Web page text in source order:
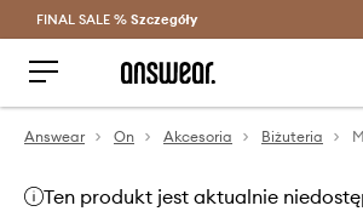
Oszczędzaj z Answear Club >
FINAL SALE % Szczegóły
Answear On Akcesoria Biżuteria
Ten produkt jest aktualnie